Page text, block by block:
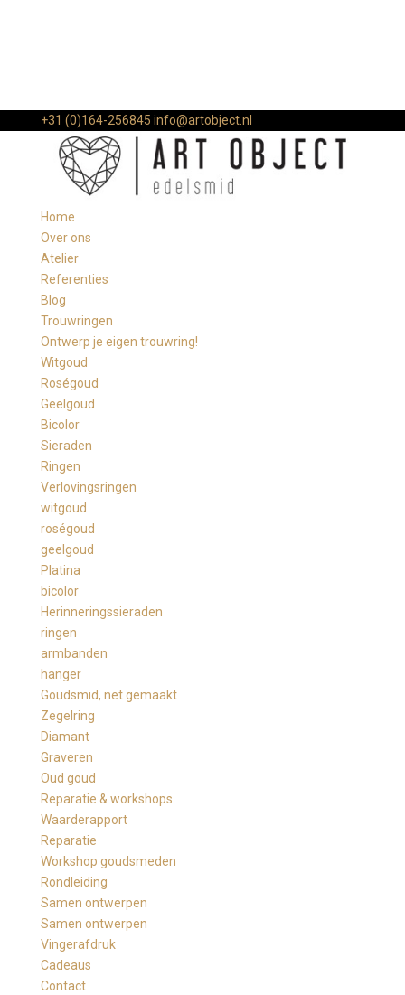
+31 (0)164-256845 info@artobject.nl
Home
Over ons
Atelier
Referenties
Blog
Trouwringen
Ontwerp je eigen trouwring!
Witgoud
Roségoud
Geelgoud
Bicolor
Sieraden
Ringen
Verlovingsringen
witgoud
roségoud
geelgoud
Platina
bicolor
Herinneringssieraden
ringen
armbanden
hanger
Goudsmid, net gemaakt
Zegelring
Diamant
Graveren
Oud goud
Reparatie & workshops
Waarderapport
Reparatie
Workshop goudsmeden
Rondleiding
Samen ontwerpen
Samen ontwerpen
Vingerafdruk
Cadeaus
Contact